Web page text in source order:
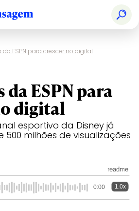
ESPN para crescer no digital
da ESPN para
digital
esportivo da Disney já
milhões de visualizações
readme
0:00 1.0x